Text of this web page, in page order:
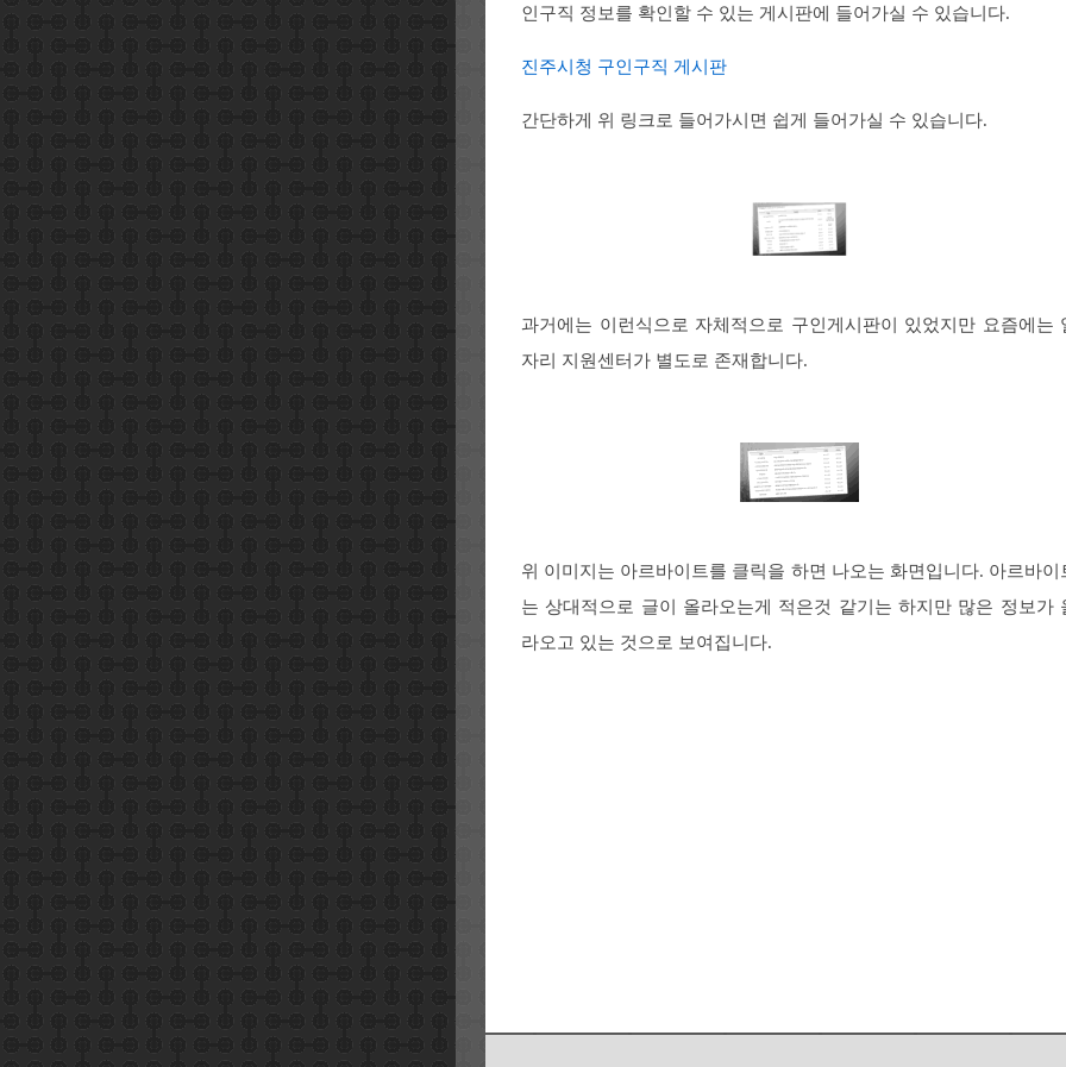
인구직 정보를 확인할 수 있는 게시판에 들어가실 수 있습니다.
진주시청 구인구직 게시판
간단하게 위 링크로 들어가시면 쉽게 들어가실 수 있습니다.
과거에는 이런식으로 자체적으로 구인게시판이 있었지만 요즘에는
자리 지원센터가 별도로 존재합니다.
위 이미지는 아르바이트를 클릭을 하면 나오는 화면입니다. 아르바이
는 상대적으로 글이 올라오는게 적은것 같기는 하지만 많은 정보가
라오고 있는 것으로 보여집니다.